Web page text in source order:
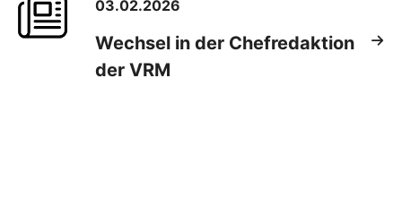
03.02.2026
Wechsel in der Chefredaktion
der VRM